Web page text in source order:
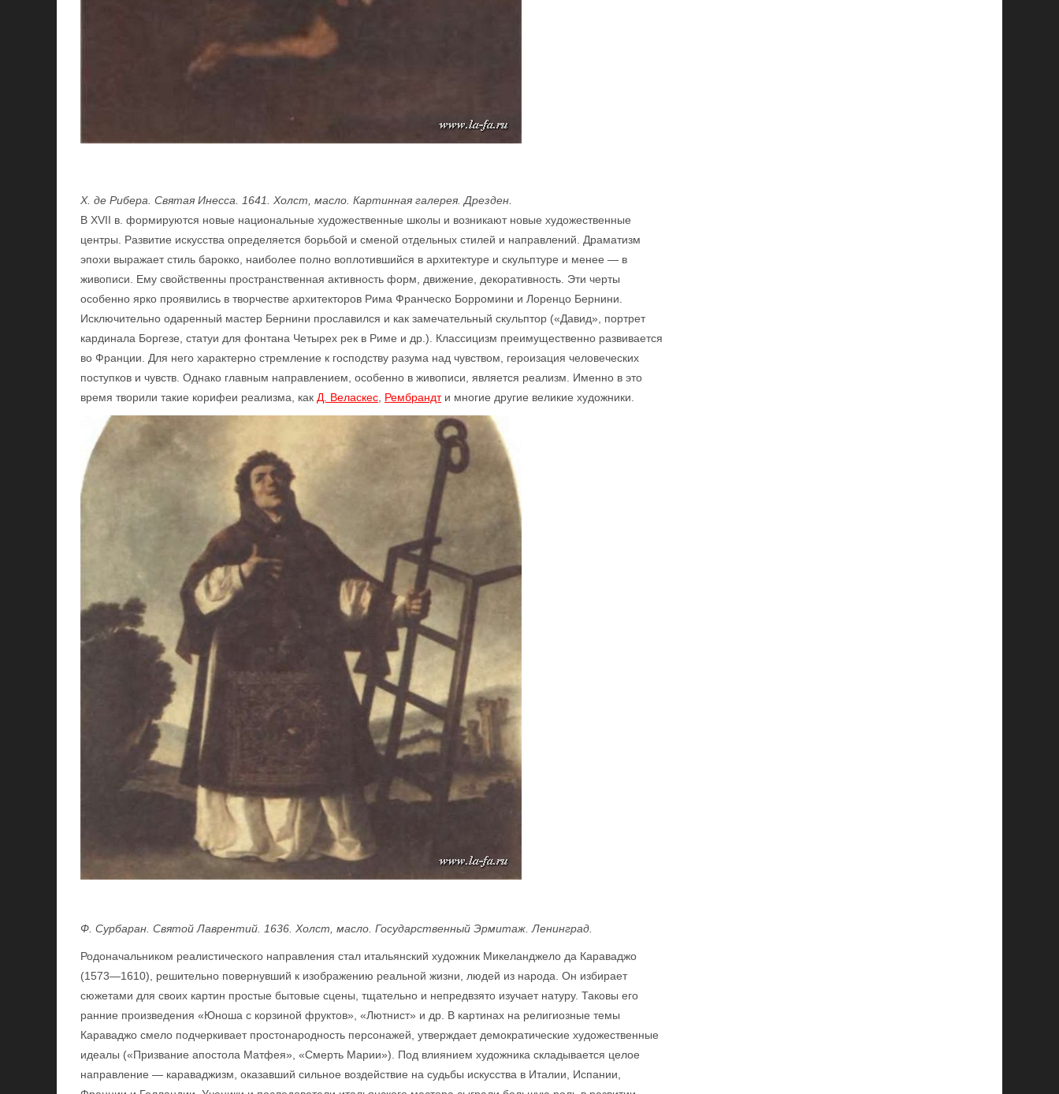
X. де Рибера. Святая Инесса. 1641. Холст, масло. Картинная галерея. Дрезден.
В XVII в. формируются новые национальные художественные школы и возникают новые художественные
центры. Развитие искусства определяется борьбой и сменой отдельных стилей и направлений. Драматизм
эпохи выражает стиль барокко, наиболее полно воплотившийся в архитектуре и скульптуре и менее — в
живописи. Ему свойственны пространственная активность форм, движение, декоративность. Эти черты
особенно ярко проявились в творчестве архитекторов Рима Франческо Борромини и Лоренцо Бернини.
Исключительно одаренный мастер Бернини прославился и как замечательный скульптор («Давид», портрет
кардинала Боргезе, статуи для фонтана Четырех рек в Риме и др.). Классицизм преимущественно развивается
во Франции. Для него характерно стремление к господству разума над чувством, героизация человеческих
поступков и чувств. Однако главным направлением, особенно в живописи, является реализм. Именно в это
время творили такие корифеи реализма, как Д. Веласкес Рембрандти многие другие великие художники.
Ф. Сурбаран. Святой Лаврентий. 1636. Холст, масло. Государственный Эрмитаж. Ленинград.
Родоначальником реалистического направления стал итальянский художник Микеланджело да Караваджо
(1573—1610), решительно повернувший к изображению реальной жизни, людей из народа. Он избирает
сюжетами для своих картин простые бытовые сцены, тщательно и непредвзято изучает натуру. Таковы его
ранние произведения «Юноша с корзиной фруктов», «Лютнист» и др. В картинах на религиозные темы
Караваджо смело подчеркивает простонародность персонажей, утверждает демократические художественные
идеалы («Призвание апостола Матфея», «Смерть Марии»). Под влиянием художника складывается целое
направление — караваджизм, оказавший сильное воздействие на судьбы искусства в Италии, Испании,